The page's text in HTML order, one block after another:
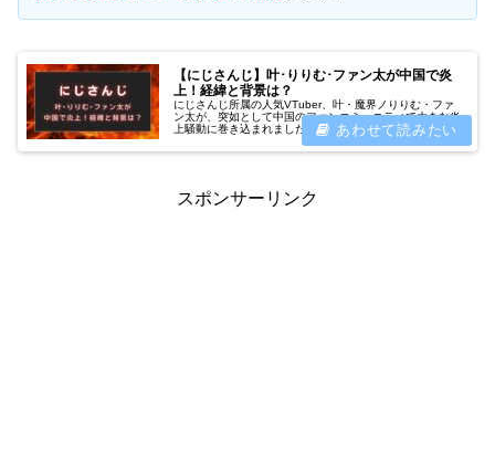
【にじさんじ】叶･りりむ･ファン太が中国で炎
上！経緯と背景は？
にじさんじ所属の人気VTuber、叶・魔界ノりりむ・ファ
ン太が、突如として中国のファンコミュニティで大きな炎
上騒動に巻き込まれました。発端となったのは、配信中の
やりとりが「セクハラ」と受け取られたこと、そしてその
一部始終を切り抜いた動画が中...
スポンサーリンク